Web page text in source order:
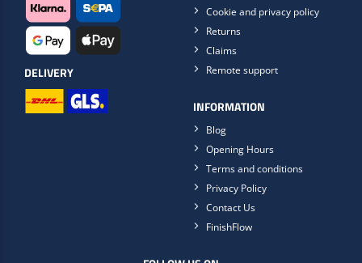
DELIVERY
Cookie and privacy policy
Returns
Claims
Remote support
INFORMATION
Blog
Opening Hours
Terms and conditions
Privacy Policy
Contact Us
FinishFlow